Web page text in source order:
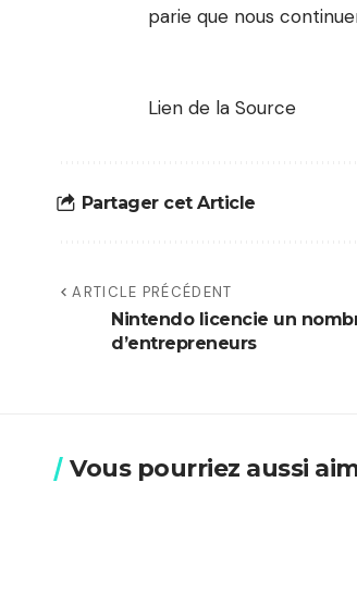
parie que nous
Lien de la Source
Partager cet Article
ARTICLE PRÉCÉDENT
Nintendo licencie un
d’entrepreneurs
Vous pourriez aussi